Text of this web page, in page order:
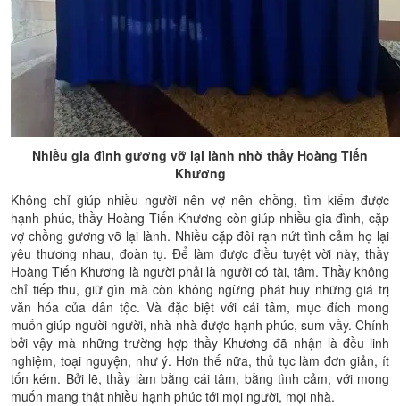
Nhiều gia đình gương vỡ lại lành nhờ thầy Hoàng Tiến
Khương
Không chỉ giúp nhiều người nên vợ nên chồng, tìm kiếm được
hạnh phúc, thầy Hoàng Tiến Khương còn giúp nhiều gia đình, cặp
vợ chồng gương vỡ lại lành. Nhiều cặp đôi rạn nứt tình cảm họ lại
yêu thương nhau, đoàn tụ. Để làm được điều tuyệt vời này, thầy
Hoàng Tiến Khương là người phải là người có tài, tâm. Thầy không
chỉ tiếp thu, giữ gìn mà còn không ngừng phát huy những giá trị
văn hóa của dân tộc. Và đặc biệt với cái tâm, mục đích mong
muốn giúp người người, nhà nhà được hạnh phúc, sum vầy. Chính
bởi vậy mà những trường hợp thầy Khương đã nhận là đều linh
nghiệm, toại nguyện, như ý. Hơn thế nữa, thủ tục làm đơn giản, ít
tốn kém. Bởi lẽ, thầy làm bằng cái tâm, bằng tình cảm, với mong
muốn mang thật nhiều hạnh phúc tới mọi người, mọi nhà.